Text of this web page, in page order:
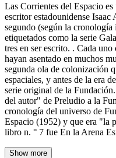
Las Corrientes del Espacio
escritor estadounidense
segundo (según la cronología
etiquetados como la serie
tres en ser escrito. . Cada
hayan asentado en muchos
segunda ola de colonización
espaciales, y antes de la era
serie original de la
del autor" de Preludio a la
cronología del universo de
Espacio (1952) y que era "la
libro n. ° 7 fue En la Arena
Show more